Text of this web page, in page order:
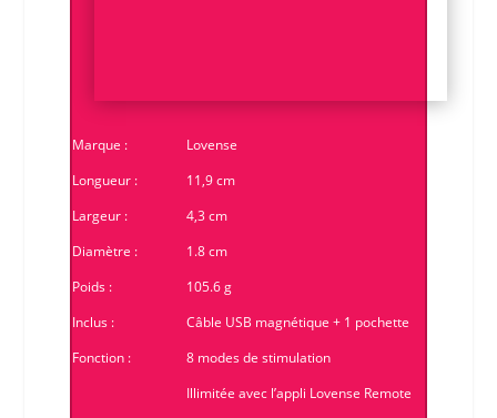
Marque :
Lovense
Longueur :
11,9 cm
Largeur :
4,3 cm
Diamètre :
1.8 cm
Poids :
105.6 g
Inclus :
Câble USB magnétique + 1 pochette
Fonction :
8 modes de stimulation
Illimitée avec l’appli Lovense Remote